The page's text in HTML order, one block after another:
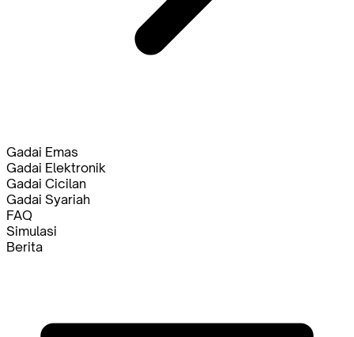
Gadai Emas
Gadai Elektronik
Gadai Cicilan
Gadai Syariah
FAQ
Simulasi
Berita